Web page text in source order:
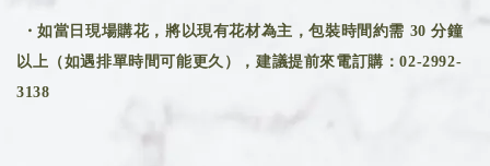
・如當日現場購花，將以現有花材為主，包裝時間約需 30 分鐘
以上（如遇排單時間可能更久），建議提前來電訂購：02-2992-
3138